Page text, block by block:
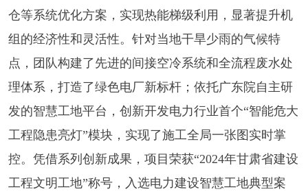
仓等系统优化方案，实现热能梯级利用，显著提升机
组的经济性和灵活性。针对当地干旱少雨的气候特
点，团队构建了先进的间接空冷系统和全流程废水处
理体系，打造了绿色电厂新标杆；依托广东院自主研
发的智慧工地平台，创新开发电力行业首个“智能危大
工程隐患亮灯”模块，实现了施工全局一张图实时掌
控。凭借系列创新成果，项目荣获“2024年甘肃省建设
工程文明工地”称号，入选电力建设智慧工地典型案